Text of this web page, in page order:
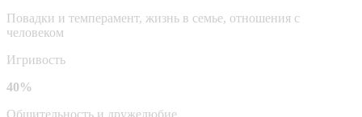
Повадки и темперамент, жизнь в семье, отношения с
человеком
Игривость
40%
Общительность и дружелюбие